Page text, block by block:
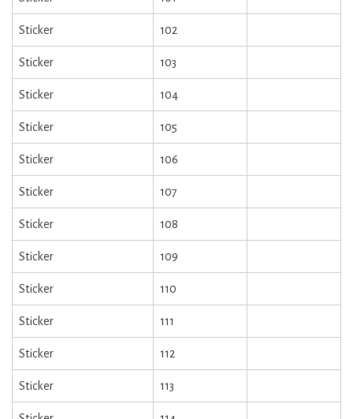
Sticker 102
Sticker 103
Sticker 104
Sticker 105
Sticker 106
Sticker 107
Sticker 108
Sticker 109
Sticker 110
Sticker 111
Sticker 112
Sticker 113